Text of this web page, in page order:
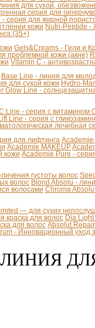
для сухой,
серия для
- серия для жирной
кожи Nutri-Peptide -
(35+)
Gels&Creams - Гели и
проблемной кожи (акне)
Vitamin C -
Base Line - линия для
для сухой кожи Hydro-
Glow Line -
Line - серия с витамином
Line - cерия с
лечебная
для лифтинга
Academie MAKEUP
кожи Academie Pure -
густоты волос
волос Blond Absolu -
волосами Chroma
— для сухих
краска для волос Dia
для волос Absolut
- Инновационный уход
- ЛИНИЯ